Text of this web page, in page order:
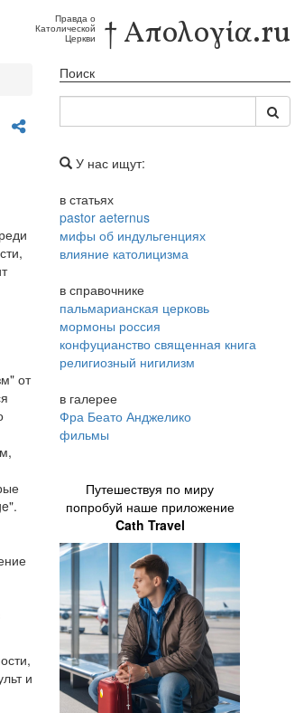
Правда о
Католической
Церкви † Απολογία.ru
от
и
Поиск
У нас ищут:
в статьях
pastor aeternus
мифы об индульгенциях
влияние католицизма
в справочнике
пальмарианская церковь
мормоны россия
конфуцианство священная книга
религиозный нигилизм
в галерее
Фра Беато Анджелико
фильмы
Путешествуя по миру
попробуй наше приложение
Cath Travel